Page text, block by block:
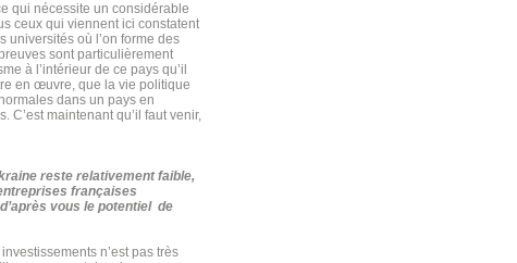
qui nécessite un considérable
ceux qui viennent ici constatent
universités où l’on forme des
sont particulièrement
à l’intérieur de ce pays qu’il
en œuvre, que la vie politique
dans un pays en
maintenant qu’il faut venir,
reste relativement faible,
françaises
vous le potentiel de
n’est pas très